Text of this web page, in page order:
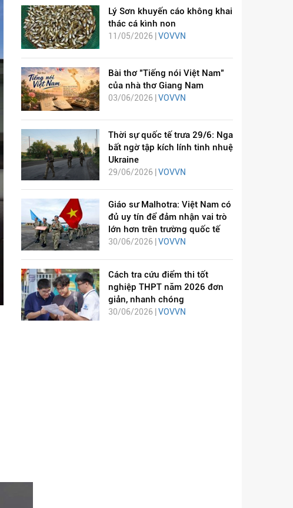
Lý Sơn khuyến cáo không khai
thác cá kình non
11/05/2026 | VOVVN
Bài thơ "Tiếng nói Việt Nam"
của nhà thơ Giang Nam
03/06/2026 | VOVVN
Thời sự quốc tế trưa 29/6: Nga
bất ngờ tập kích lính tinh nhuệ
Ukraine
29/06/2026 | VOVVN
Giáo sư Malhotra: Việt Nam có
đủ uy tín để đảm nhận vai trò
lớn hơn trên trường quốc tế
30/06/2026 | VOVVN
Cách tra cứu điểm thi tốt
nghiệp THPT năm 2026 đơn
giản, nhanh chóng
30/06/2026 | VOVVN